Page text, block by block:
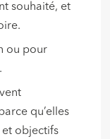
souhaité, et
ou pour
.
qu’elles
et objectifs